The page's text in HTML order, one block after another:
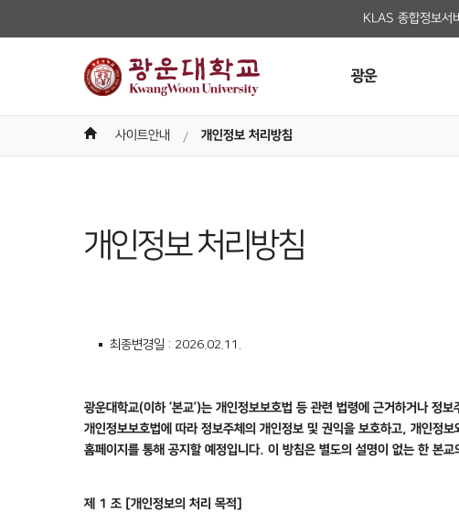
KLAS 종합정보서
광운
사이트안내 개인정보 처리방침
개인정보 처리방침
최종변경일 : 2026.02.11.
광운대학교(이하 ‘본교’)는 개인정보보호법 등 관련 법령에 근거하거나 정
개인정보보호법에 따라 정보주체의 개인정보 및 권익을 보호하고, 개인정
홈페이지를 통해 공지할 예정입니다. 이 방침은 별도의 설명이 없는 한 본
제 1 조 [개인정보의 처리 목적]